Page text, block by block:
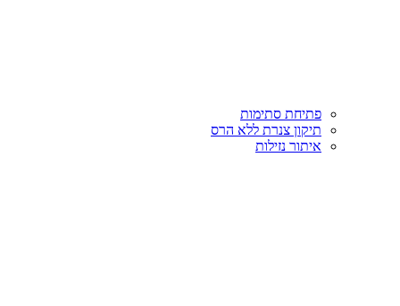
פתיחת סתימות
תיקון צנרת ללא הרס
איתור נזילות